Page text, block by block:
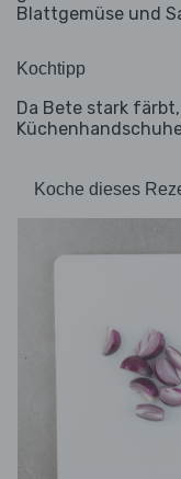
Blattgemüse und
Kochtipp
Da Bete stark
Koche dieses